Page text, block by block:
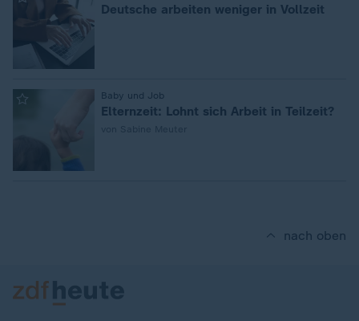
Deutsche arbeiten weniger in Vollzeit
Baby und Job
Elternzeit: Lohnt sich Arbeit in Teilzeit?
nach oben